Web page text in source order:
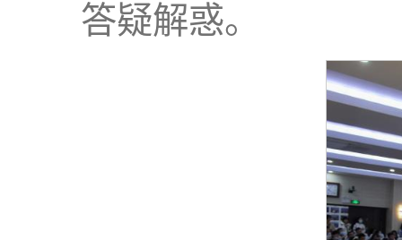
答疑解惑。